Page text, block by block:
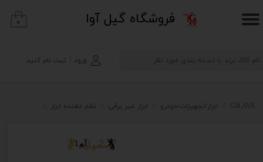
​فروشگاه گیل آوا
ورود ثبت نام کنید
حساب کاربری من
خروج از حساب کاربری
۰
GILAVA ابزار/تجهیزات/خودرو ابزار غیر برقی نظم دهنده ابزار